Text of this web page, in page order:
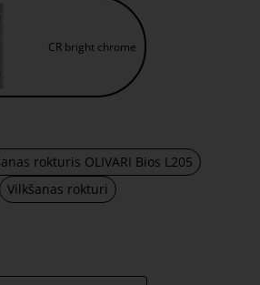
CR bright chrome
rokturis OLIVARI Bios L205
Vilkšanas rokturi